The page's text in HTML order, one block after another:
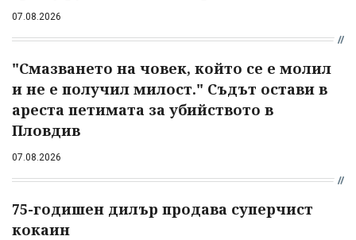
07.08.2026
"Смазването на човек, който се е молил
и не е получил милост." Съдът остави в
ареста петимата за убийството в
Пловдив
07.08.2026
75-годишен дилър продава суперчист
кокаин